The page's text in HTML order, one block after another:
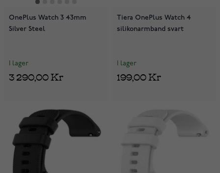
OnePlus Watch 3 43mm
Silver Steel
I lager
3 290,00 Kr
Tiera OnePlus Watch 4
silikonarmband svart
I lager
199,00 Kr